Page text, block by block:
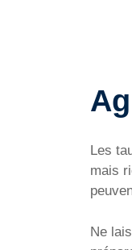
Les
mais
Ne